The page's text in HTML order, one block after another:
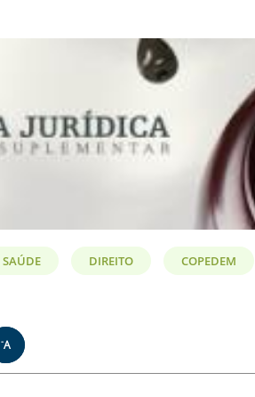
DIREITO COPEDEM
-A